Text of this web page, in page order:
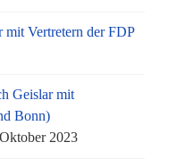
mit Vertretern der FDP
Geislar mit
Bonn)
2023